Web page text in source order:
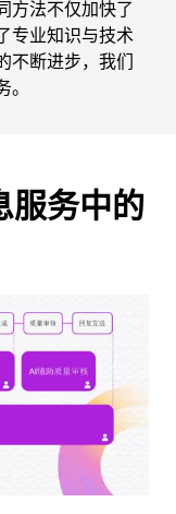
方法不仅加快了
专业知识与技术
不断进步，我们
。
服务中的